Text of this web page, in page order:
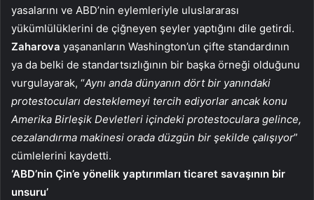
yasalarını ve ABD’nin eylemleriyle uluslararası
yükümlülüklerini de çiğneyen şeyler yaptığını dile getirdi.
Zaharova yaşananların Washington’un çifte standardının
ya da belki de standartsızlığının bir başka örneği olduğunu
vurgulayarak, “Aynı anda dünyanın dört bir yanındaki
protestocuları desteklemeyi tercih ediyorlar ancak konu
Amerika Birleşik Devletleri içindeki protestoculara gelince,
cezalandırma makinesi orada düzgün bir şekilde çalışıyor”
cümlelerini kaydetti.
‘ABD’nin Çin’e yönelik yaptırımları ticaret savaşının bir
unsuru’